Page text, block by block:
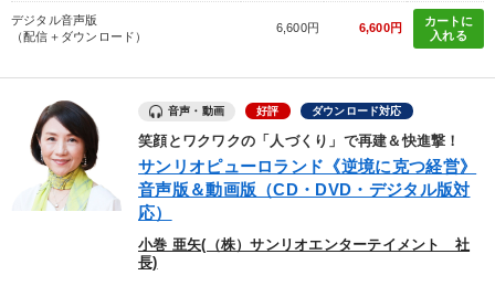
マーケティング 経済・景気・相場予測
【最新刊】時代を超える経営150の言葉＋社長のスピーチ・話材
経営者のための《音声・動画で学ぶ》講演シリーズ
改善・生産性向上 後継社長・アトツギ
デジタル音声版
（配信＋ダウンロード）
6,600円 6,600円
カートに
入れる
音声・動画 好評 ダウンロード対応
笑顔とワクワクの「人づくり」で再建＆快進撃！
サンリオピューロランド《逆境に克つ経営》
音声版＆動画版（CD・DVD・デジタル版対
応）
小巻 亜矢(（株）サンリオエンターテイメント 社
長)